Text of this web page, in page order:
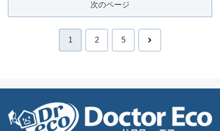
次のページ
1 2 5 次